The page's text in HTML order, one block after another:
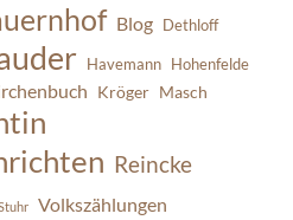
Blog Dethloff
Havemann Hohenfelde
Kröger Masch
Reincke
Volkszählungen